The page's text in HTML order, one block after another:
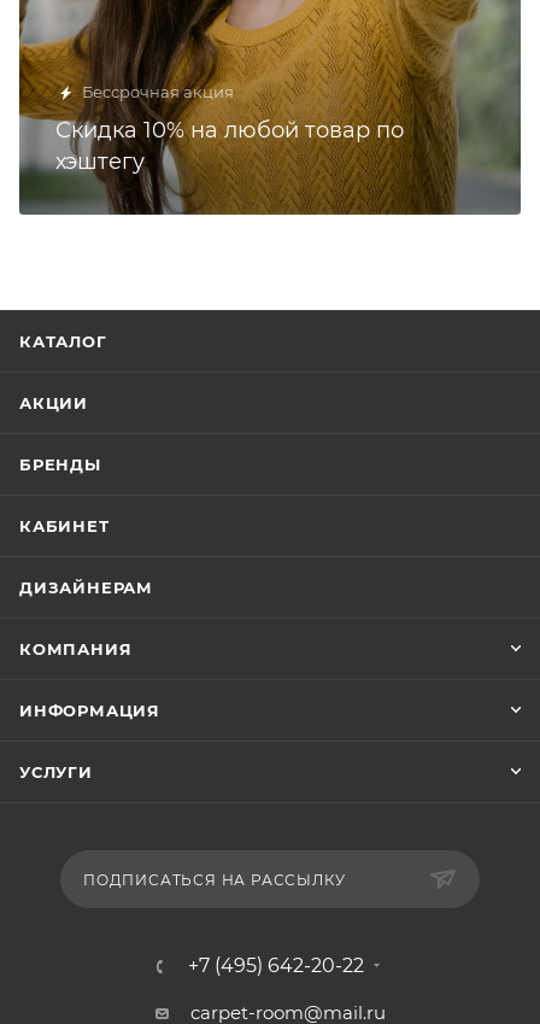
Бессрочная акция
Скидка 10% на любой товар по
хэштегу
КАТАЛОГ
АКЦИИ
БРЕНДЫ
КАБИНЕТ
ДИЗАЙНЕРАМ
КОМПАНИЯ
ИНФОРМАЦИЯ
УСЛУГИ
ПОДПИСАТЬСЯ НА РАССЫЛКУ
+7 (495) 642-20-22
carpet-room@mail.ru